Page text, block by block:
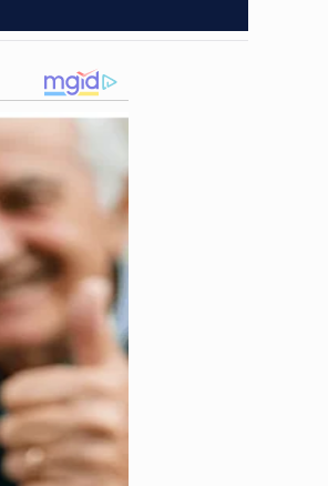
especialmente
expõe sua perspectiva
do incidente tem sido
nos bastidores de
que envolvem figuras
escalar para grandes